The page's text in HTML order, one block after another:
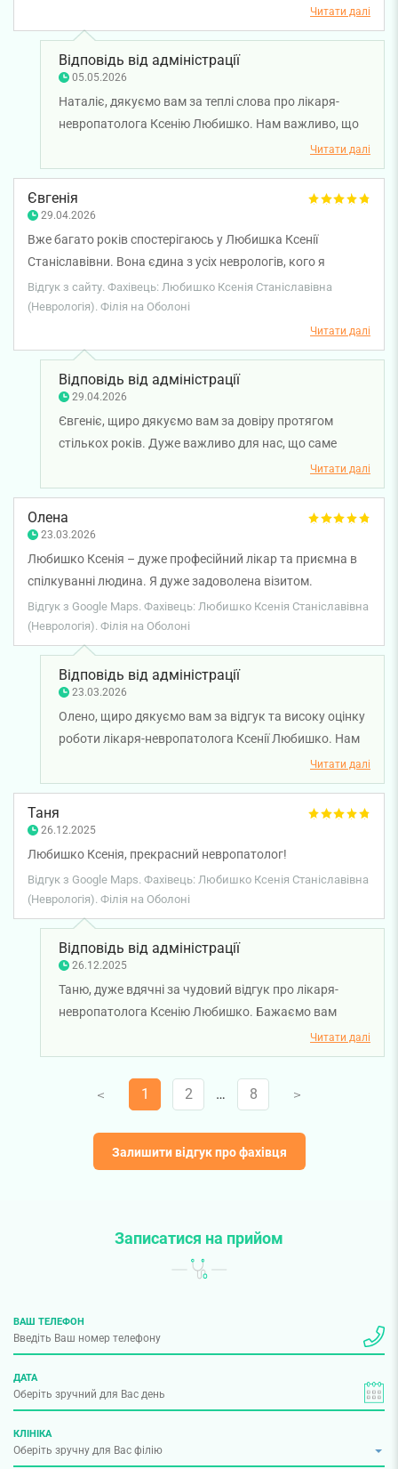
Читати далі
Відповідь від адміністрації
05.05.2026
Наталіє, дякуємо вам за теплі слова про лікаря-
невропатолога Ксенію Любишко. Нам важливо, що
ви отримали професійну допомогу та бажаний
результат. Бажаємо вам міцного здоров'я!
Читати далі
Євгенія
29.04.2026
Вже багато років спостерігаюсь у Любишка Ксенії
Станіславівни. Вона єдина з усіх неврологів, кого я
зверталася, вирішила мою проблему. Лікар до "мозку
кісток"! І дуже приємна як людина. Рекомендую!
Відгук з сайту. Фахівець: Любишко Ксенія Станіславівна
(Неврологія). Філія на Оболоні
Читати далі
Відповідь від адміністрації
29.04.2026
Євгеніє, щиро дякуємо вам за довіру протягом
стількох років. Дуже важливо для нас, що саме
лікар-невропатолог Ксенія Любишко змогла
ефективно допомогти вам і виправдати ваші
очікування. Бажаємо вам міцного здоров'я!
Читати далі
Олена
23.03.2026
Любишко Ксенія – дуже професійний лікар та приємна в
спілкуванні людина. Я дуже задоволена візитом.
Відгук з Google Maps. Фахівець: Любишко Ксенія Станіславівна
(Неврологія). Філія на Оболоні
Відповідь від адміністрації
23.03.2026
Олено, щиро дякуємо вам за відгук та високу оцінку
роботи лікаря-невропатолога Ксенії Любишко. Нам
дуже приємно, що ви залишилися задоволені
візитом та відзначили професіоналізм і
доброзичливість лікаря. Бажаємо вам міцного
здоров'я!
Читати далі
Таня
26.12.2025
Любишко Ксенія, прекрасний невропатолог!
Відгук з Google Maps. Фахівець: Любишко Ксенія Станіславівна
(Неврологія). Філія на Оболоні
Відповідь від адміністрації
26.12.2025
Таню, дуже вдячні за чудовий відгук про лікаря-
невропатолога Ксенію Любишко. Бажаємо вам
Читати далі
V 1 2 … 8 V
Залишити відгук про фахівця
Записатися на прийом
ВАШ ТЕЛЕФОН
ДАТА
КЛІНІКА